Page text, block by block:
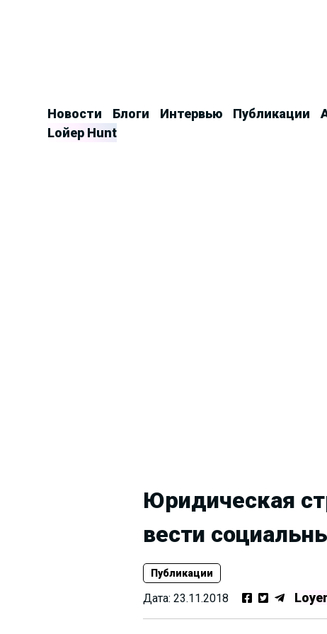
Новости Блоги Интервью Публикации
Lойер Hunt
Юридическая
вести
Публикации
Дата: 23.11.2018